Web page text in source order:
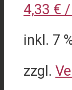
4,33 € /
inkl. 7
zzgl.